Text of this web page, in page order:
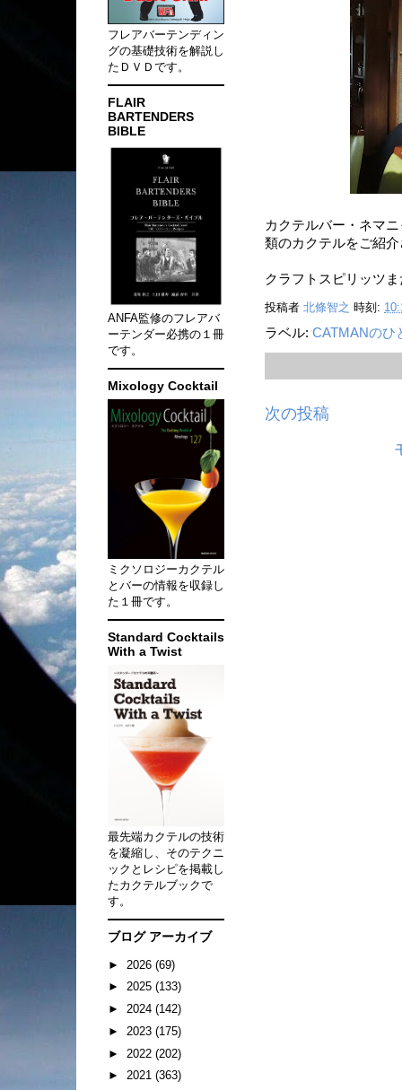
カクテルバー・ネマ
類のカクテルをご紹
クラフトスピリッツ
投稿者 北條智之 時刻:
ラベル: CATMANのひ
次の投稿
フレアバーテンディン
グの基礎技術を解説し
たＤＶＤです。
FLAIR
BARTENDERS
BIBLE
ANFA監修のフレアバ
ーテンダー必携の１冊
です。
Mixology Cocktail
ミクソロジーカクテル
とバーの情報を収録し
た１冊です。
Standard Cocktails
With a Twist
最先端カクテルの技術
を凝縮し、そのテクニ
ックとレシピを掲載し
たカクテルブックで
す。
ブログ アーカイブ
► 2026 (69)
► 2025 (133)
► 2024 (142)
► 2023 (175)
► 2022 (202)
► 2021 (363)